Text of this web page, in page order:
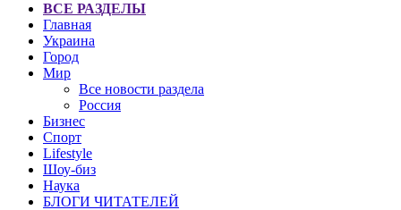
ВСЕ РАЗДЕЛЫ
Главная
Украина
Город
Мир
Все новости раздела
Россия
Бизнес
Спорт
Lifestyle
Шоу-биз
Наука
БЛОГИ ЧИТАТЕЛЕЙ